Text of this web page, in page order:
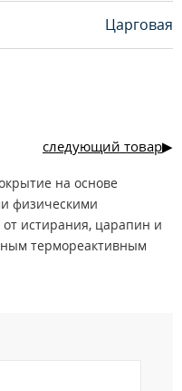
Царговая
следующий товар
на основе
физическими
истирания, царапин и
термореактивным
возможны только с